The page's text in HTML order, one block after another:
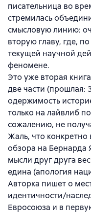
писательница во
стремилась
смысловую линию:
вторую главу, где,
текущей научной
феномене.
Это уже вторая
две части (прошлая:
одержимость
только на лайвлиб
сожалению, не
Жаль, что
обзора на
мысли друг друга
едина (апология
Авторка пишет о
идентичности/
Евросоюза и в